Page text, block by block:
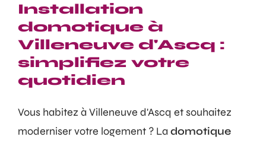
Installation
domotique à
Villeneuve d'Ascq :
simplifiez votre
quotidien
Vous habitez à Villeneuve d'Ascq et souhaitez
moderniser votre logement ? La domotique